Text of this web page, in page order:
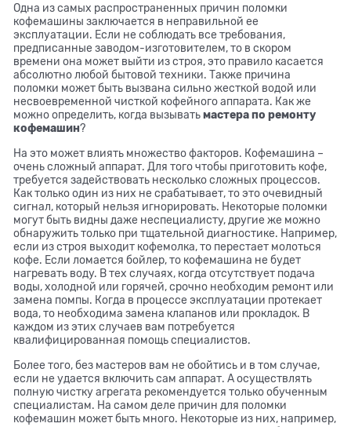
Одна из самых распространенных причин поломки
кофемашины заключается в неправильной ее
эксплуатации. Если не соблюдать все требования,
предписанные заводом-изготовителем, то в скором
времени она может выйти из строя, это правило касается
абсолютно любой бытовой техники. Также причина
поломки может быть вызвана сильно жесткой водой или
несвоевременной чисткой кофейного аппарата. Как же
можно определить, когда вызыватьмастера по ремонту
кофемашин?
На это может влиять множество факторов. Кофемашина –
очень сложный аппарат. Для того чтобы приготовить кофе,
требуется задействовать несколько сложных процессов.
Как только один из них не срабатывает, то это очевидный
сигнал, который нельзя игнорировать. Некоторые поломки
могут быть видны даже неспециалисту, другие же можно
обнаружить только при тщательной диагностике. Например,
если из строя выходит кофемолка, то перестает молоться
кофе. Если ломается бойлер, то кофемашина не будет
нагревать воду. В тех случаях, когда отсутствует подача
воды, холодной или горячей, срочно необходим ремонт или
замена помпы. Когда в процессе эксплуатации протекает
вода, то необходима замена клапанов или прокладок. В
каждом из этих случаев вам потребуется
квалифицированная помощь специалистов.
Более того, без мастеров вам не обойтись и в том случае,
если не удается включить сам аппарат. А осуществлять
полную чистку агрегата рекомендуется только обученным
специалистам. На самом деле причин для поломки
кофемашин может быть много. Некоторые из них, например,